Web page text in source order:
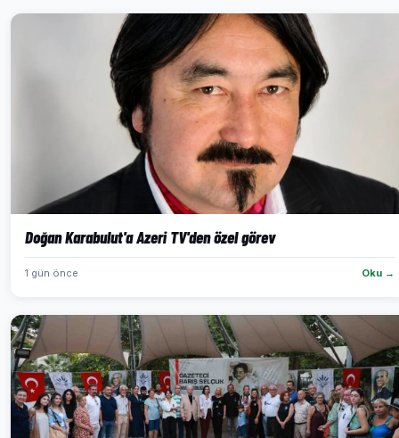
Doğan Karabulut'a Azeri TV'den özel görev
1 gün önce Oku →